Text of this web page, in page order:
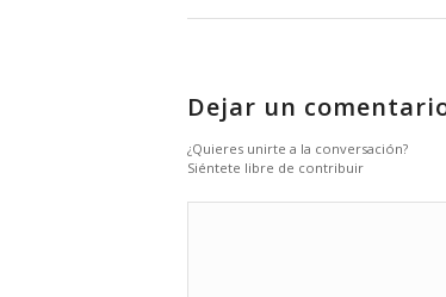
Dejar un
¿Quieres unirte a la conversación?
Siéntete libre de contribuir